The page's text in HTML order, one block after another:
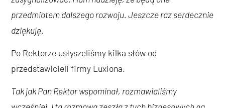
przedmiotem dalszego rozwoju. Jeszcze raz serdecznie
dziękuję.
Po Rektorze usłyszeliśmy kilka słów od
przedstawicieli firmy Luxiona.
Tak jak Pan Rektor wspominał, rozmawialiśmy